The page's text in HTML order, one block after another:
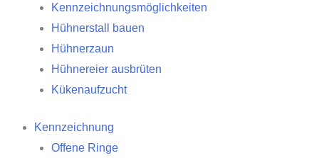
Kennzeichnungsmöglichkeiten
Hühnerstall bauen
Hühnerzaun
Hühnereier ausbrüten
Kükenaufzucht
Kennzeichnung
Offene Ringe